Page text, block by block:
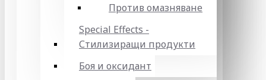
Против омазняване
Special Effects -
Стилизиращи продукти
Боя и оксидант